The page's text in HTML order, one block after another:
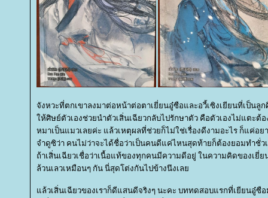
จังหวะที่ตกเขาลงมาต่อหน้าต่อตาเยี่ยนอู๋ซือและอวี้เซิงเยียนที่เป็นลู
ห้ศิษย์ตัวเองช่วยนำตัวเสิ่นเฉียวกลับไปรักษาตัว คือตัวเองไม่แตะต้
หมาเป็นแมวเลยค่ะ แล้วเหตุผลที่ช่วยก็ไม่ใช่เรื่องดีงามอะไร ก็แค่อ
จำดูซิว่า คนไม่ว่าจะได้ชื่อว่าเป็นคนดีแค่ไหนสุดท้ายก็ต้องยอมทำชั่ว
ถ้าเสิ่นเฉียวเชื่อว่าเนื้อแท้ของทุกคนมีความดีอยู่ ในความคิดของเยี่
ล้วนเลวเหมือนๆ กัน นี่สุดโต่งกันไปข้างนึงเล
ล้วเสิ่นเฉียวของเราก็ดีแสนดีจริงๆ นะคะ บททดสอบแรกที่เยียนอู๋ซื